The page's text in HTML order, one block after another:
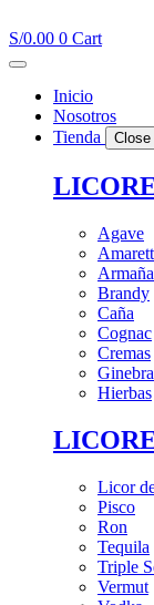
al
contenido
S/0.00 0 Cart
Inicio
Nosotros
Tienda
Close
Agave
Brandy
Caña
Cognac
Cremas
Ginebra
Hierbas
Licor
Pisco
Ron
Tequila
Triple
Vermut